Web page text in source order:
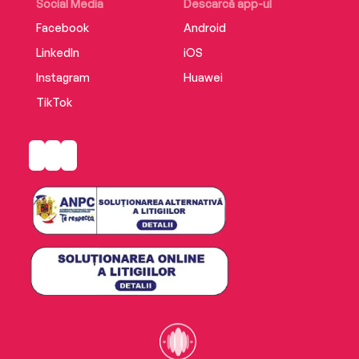
Social Media
Facebook
LinkedIn
Instagram
TikTok
Descarcă app-ul
Android
iOS
Huawei